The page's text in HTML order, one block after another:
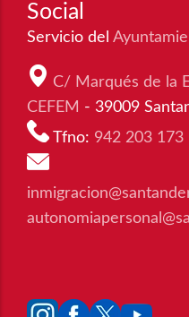
Social
Servicio del
C/ Marqués de la
CEFEM - 39009
Tfno: 942 203 173